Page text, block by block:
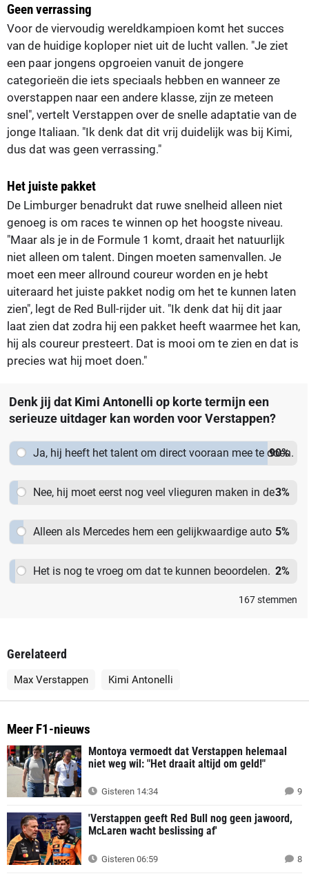
Geen verrassing
Voor de viervoudig wereldkampioen komt het succes
van de huidige koploper niet uit de lucht vallen. "Je ziet
een paar jongens opgroeien vanuit de jongere
categorieën die iets speciaals hebben en wanneer ze
overstappen naar een andere klasse, zijn ze meteen
snel", vertelt Verstappen over de snelle adaptatie van de
jonge Italiaan. "Ik denk dat dit vrij duidelijk was bij Kimi,
dus dat was geen verrassing."
Het juiste pakket
De Limburger benadrukt dat ruwe snelheid alleen niet
genoeg is om races te winnen op het hoogste niveau.
"Maar als je in de Formule 1 komt, draait het natuurlijk
niet alleen om talent. Dingen moeten samenvallen. Je
moet een meer allround coureur worden en je hebt
uiteraard het juiste pakket nodig om het te kunnen laten
zien", legt de Red Bull-rijder uit. "Ik denk dat hij dit jaar
laat zien dat zodra hij een pakket heeft waarmee het kan,
hij als coureur presteert. Dat is mooi om te zien en dat is
precies wat hij moet doen."
Denk jij dat Kimi Antonelli op korte termijn een
serieuze uitdager kan worden voor Verstappen?
Ja, hij heeft het talent om direct vooraan mee te doen.
90%
Nee, hij moet eerst nog veel vlieguren maken in de3%
Alleen als Mercedes hem een gelijkwaardige auto 5%
Het is nog te vroeg om dat te kunnen beoordelen. 2%
167stemmen
Gerelateerd
Max Verstappen Kimi Antonelli
Meer F1-nieuws
Montoya vermoedt dat Verstappen helemaal
niet weg wil: "Het draait altijd om geld!"
Gisteren 14:34 9
'Verstappen geeft Red Bull nog geen jawoord,
McLaren wacht beslissing af'
Gisteren 06:59 8